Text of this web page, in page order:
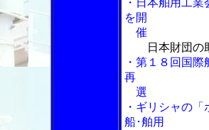
・日本舶用工
を開
催
日本財団の
・第１８回国
再
選
・ギリシャの
船･舶用